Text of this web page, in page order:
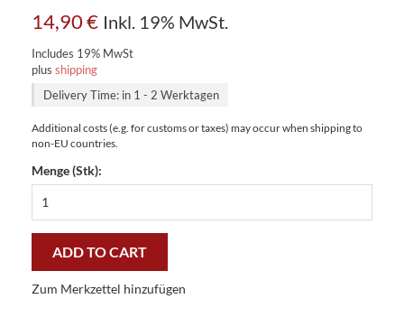
14,90€ Inkl. 19% MwSt.
Includes 19% MwSt
plus shipping
Delivery Time: in 1 - 2 Werktagen
Additional costs (e.g. for customs or taxes) may occur when shipping to
non-EU countries.
Menge (Stk):
flowers
111x167
cosmo
ADD TO CART
Zum Merkzettel hinzufügen